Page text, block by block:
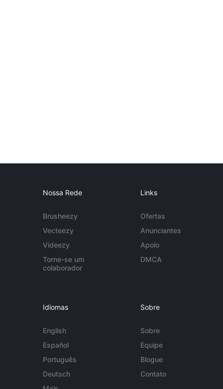
Nossa Rede
Brusheezy
Vecteezy
Videezy
Torne-se um
colaborador
Links
Ofertas
Anunciantes
Apoio
DMCA
Idiomas
English
Español
Português
Deutsch
Sobre
Sobre
Equipe
Blogue
Contato